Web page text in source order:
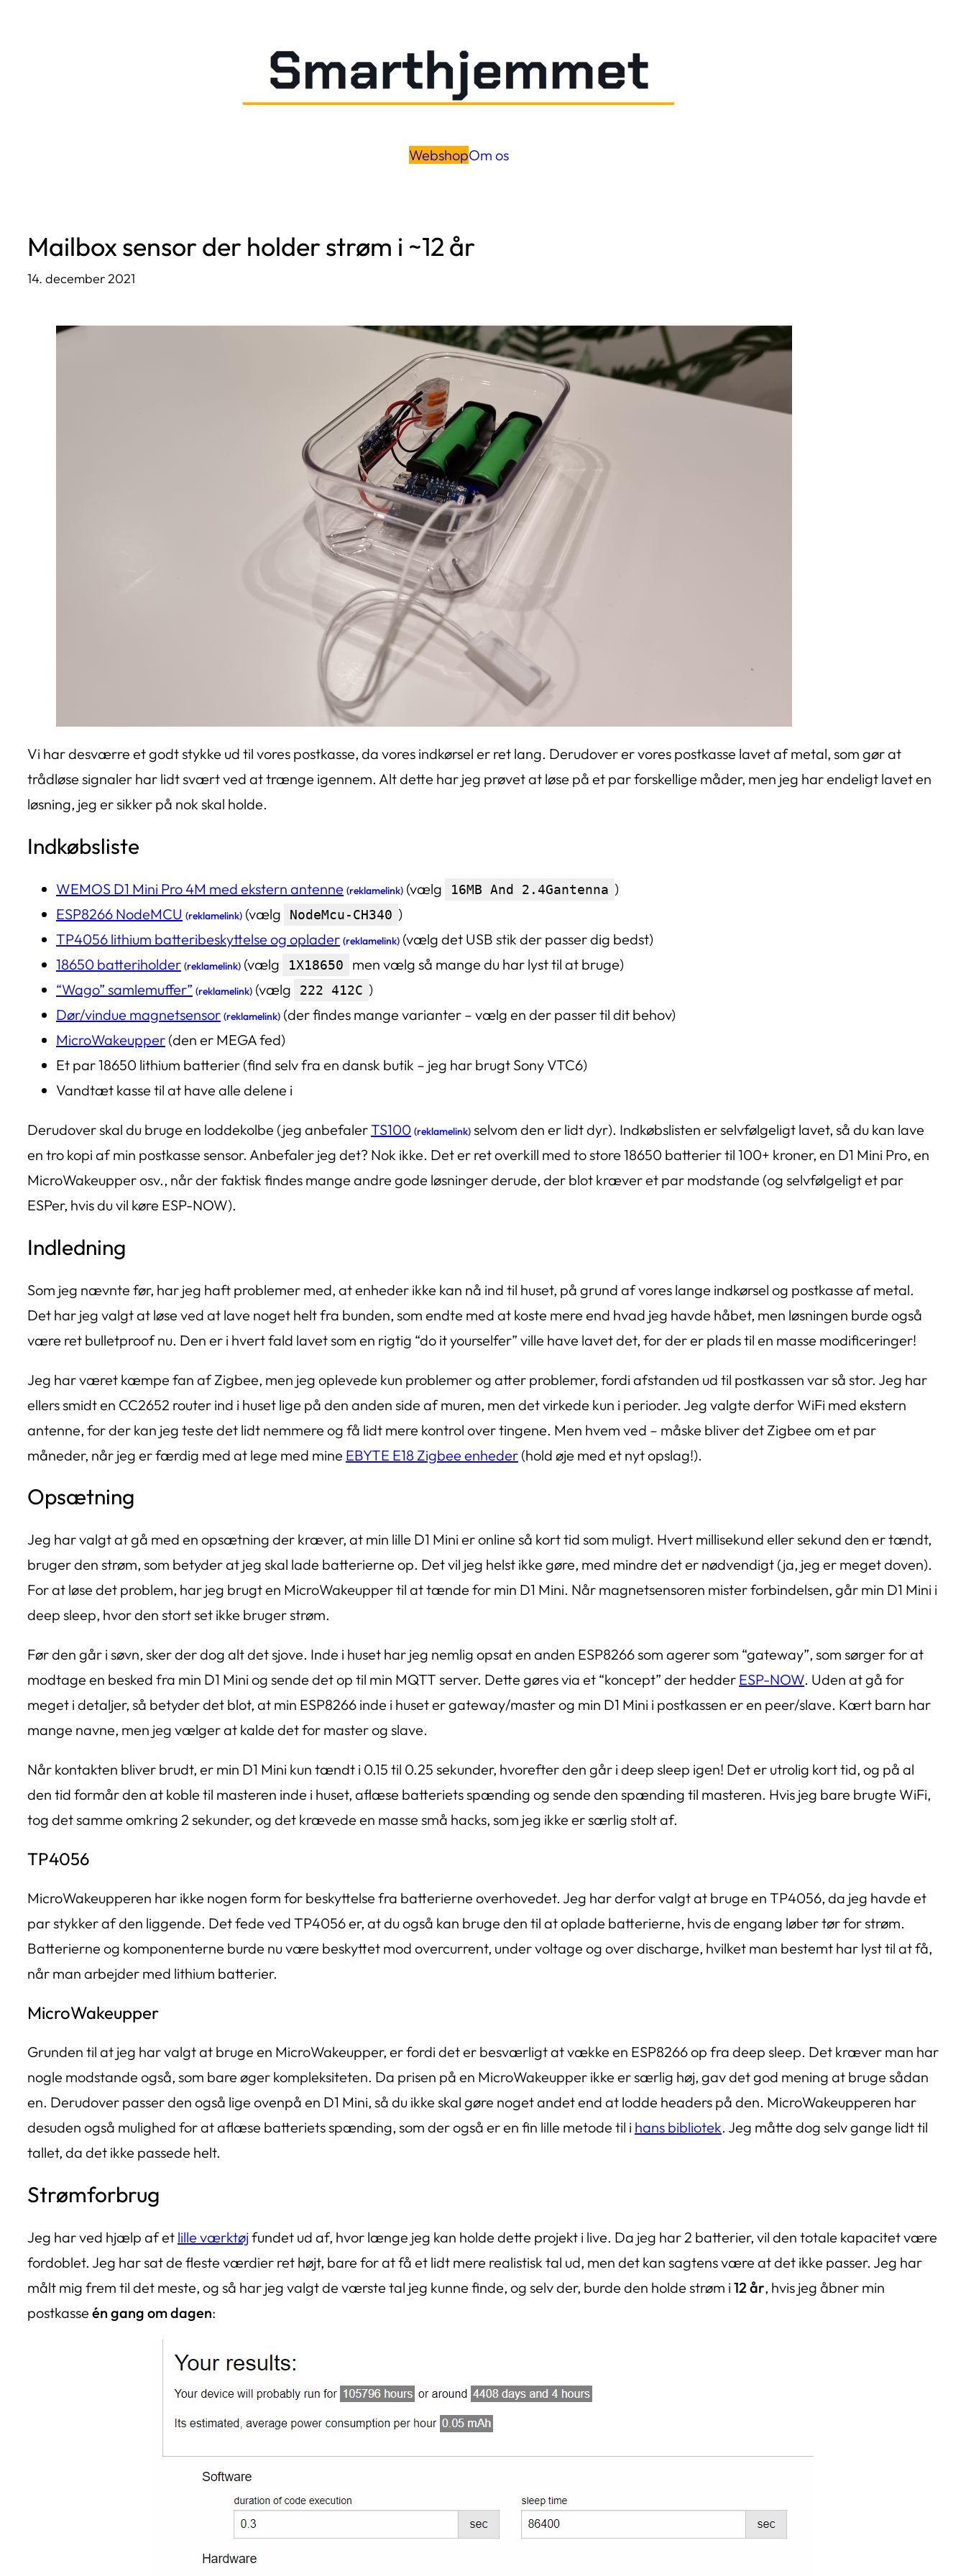
WebshopOm os
Mailbox sensor der holder strøm i ~12 år
14. december 2021
Vi har desværre et godt stykke ud til vores postkasse, da vores indkørsel er ret lang. Derudover er vores postkasse lavet af metal, som gør at
trådløse signaler har lidt svært ved at trænge igennem. Alt dette har jeg prøvet at løse på et par forskellige måder, men jeg har endeligt lavet en
løsning, jeg er sikker på nok skal holde.
Indkøbsliste
WEMOS D1 Mini Pro 4M med ekstern antenne (reklamelink) (vælg 16MB And 2.4Gantenna )
ESP8266 NodeMCU (reklamelink) (vælg NodeMcu-CH340 )
TP4056 lithium batteribeskyttelse og oplader (reklamelink) (vælg det USB stik der passer dig bedst)
18650 batteriholder (reklamelink) (vælg 1X18650
men vælg så mange du har lyst til at bruge)
“Wago” samlemuffer” (reklamelink) (vælg 222 412C )
Dør/vindue magnetsensor (reklamelink) (der findes mange varianter – vælg en der passer til dit behov)
MicroWakeupper (den er MEGA fed)
Et par 18650 lithium batterier (find selv fra en dansk butik – jeg har brugt Sony VTC6)
Vandtæt kasse til at have alle delene i
Derudover skal du bruge en loddekolbe (jeg anbefalerTS100 (reklamelink) selvom den er lidt dyr). Indkøbslisten er selvfølgeligt lavet, så du kan lave
en tro kopi af min postkasse sensor. Anbefaler jeg det? Nok ikke. Det er ret overkill med to store 18650 batterier til 100+ kroner, en D1 Mini Pro, en
MicroWakeupper osv., når der faktisk findes mange andre gode løsninger derude, der blot kræver et par modstande (og selvfølgeligt et par
ESPer, hvis du vil køre ESP-NOW).
Indledning
Som jeg nævnte før, har jeg haft problemer med, at enheder ikke kan nå ind til huset, på grund af vores lange indkørsel og postkasse af metal.
Det har jeg valgt at løse ved at lave noget helt fra bunden, som endte med at koste mere end hvad jeg havde håbet, men løsningen burde også
være ret bulletproof nu. Den er i hvert fald lavet som en rigtig “do it yourselfer” ville have lavet det, for der er plads til en masse modificeringer!
Jeg har været kæmpe fan af Zigbee, men jeg oplevede kun problemer og atter problemer, fordi afstanden ud til postkassen var så stor. Jeg har
ellers smidt en CC2652 router ind i huset lige på den anden side af muren, men det virkede kun i perioder. Jeg valgte derfor WiFi med ekstern
antenne, for der kan jeg teste det lidt nemmere og få lidt mere kontrol over tingene. Men hvem ved – måske bliver det Zigbee om et par
måneder, når jeg er færdig med at lege med mine EBYTE E18 Zigbee enheder (hold øje med et nyt opslag!).
Opsætning
Jeg har valgt at gå med en opsætning der kræver, at min lille D1 Mini er online så kort tid som muligt. Hvert millisekund eller sekund den er tændt,
bruger den strøm, som betyder at jeg skal lade batterierne op. Det vil jeg helst ikke gøre, med mindre det er nødvendigt (ja, jeg er meget doven).
For at løse det problem, har jeg brugt en MicroWakeupper til at tænde for min D1 Mini. Når magnetsensoren mister forbindelsen, går min D1 Mini i
deep sleep, hvor den stort set ikke bruger strøm.
Før den går i søvn, sker der dog alt det sjove. Inde i huset har jeg nemlig opsat en anden ESP8266 som agerer som “gateway”, som sørger for at
modtage en besked fra min D1 Mini og sende det op til min MQTT server. Dette gøres via et “koncept” der hedder ESP-NOW. Uden at gå for
meget i detaljer, så betyder det blot, at min ESP8266 inde i huset er gateway/master og min D1 Mini i postkassen er en peer/slave. Kært barn har
mange navne, men jeg vælger at kalde det for master og slave.
Når kontakten bliver brudt, er min D1 Mini kun tændt i 0.15 til 0.25 sekunder, hvorefter den går i deep sleep igen! Det er utrolig kort tid, og på al
den tid formår den at koble til masteren inde i huset, aflæse batteriets spænding og sende den spænding til masteren. Hvis jeg bare brugte WiFi,
tog det samme omkring 2 sekunder, og det krævede en masse små hacks, som jeg ikke er særlig stolt af.
TP4056
MicroWakeupperen har ikke nogen form for beskyttelse fra batterierne overhovedet. Jeg har derfor valgt at bruge en TP4056, da jeg havde et
par stykker af den liggende. Det fede ved TP4056 er, at du også kan bruge den til at oplade batterierne, hvis de engang løber tør for strøm.
Batterierne og komponenterne burde nu være beskyttet mod overcurrent, under voltage og over discharge, hvilket man bestemt har lyst til at få,
når man arbejder med lithium batterier.
MicroWakeupper
Grunden til at jeg har valgt at bruge en MicroWakeupper, er fordi det er besværligt at vække en ESP8266 op fra deep sleep. Det kræver man har
nogle modstande også, som bare øger kompleksiteten. Da prisen på en MicroWakeupper ikke er særlig høj, gav det god mening at bruge sådan
en. Derudover passer den også lige ovenpå en D1 Mini, så du ikke skal gøre noget andet end at lodde headers på den. MicroWakeupperen har
desuden også mulighed for at aflæse batteriets spænding, som der også er en fin lille metode til i hans bibliotek. Jeg måtte dog selv gange lidt til
tallet, da det ikke passede helt.
Strømforbrug
Jeg har ved hjælp af et lille værktøjfundet ud af, hvor længe jeg kan holde dette projekt i live. Da jeg har 2 batterier, vil den totale kapacitet være
fordoblet. Jeg har sat de fleste værdier ret højt, bare for at få et lidt mere realistisk tal ud, men det kan sagtens være at det ikke passer. Jeg har
målt mig frem til det meste, og så har jeg valgt de værste tal jeg kunne finde, og selv der, burde den holde strøm i 12 år, hvis jeg åbner min
postkasse én gang om dagen: